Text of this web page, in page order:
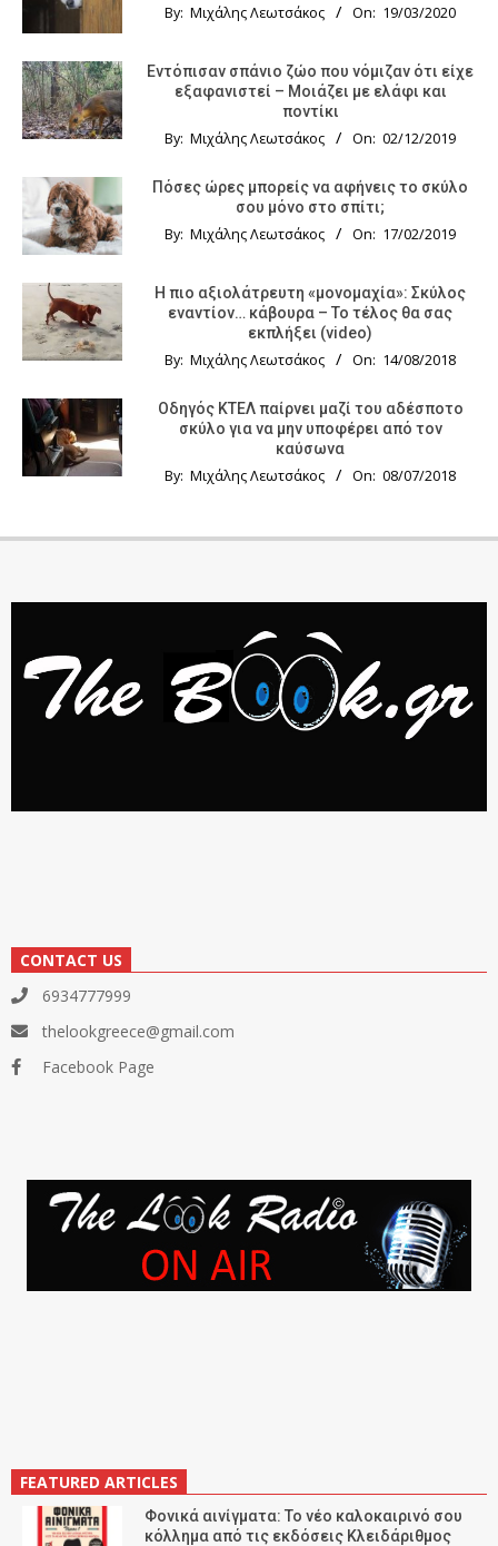
By: Μιχάλης Λεωτσάκος On: 19/03/2020
Εντόπισαν σπάνιο ζώο που νόμιζαν ότι είχε
εξαφανιστεί – Μοιάζει με ελάφι και
ποντίκι
By: Μιχάλης Λεωτσάκος On: 02/12/2019
Πόσες ώρες μπορείς να αφήνεις το σκύλο
σου μόνο στο σπίτι;
By: Μιχάλης Λεωτσάκος On: 17/02/2019
Η πιο αξιολάτρευτη «μονομαχία»: Σκύλος
εναντίον… κάβουρα – Το τέλος θα σας
εκπλήξει (video)
By: Μιχάλης Λεωτσάκος On: 14/08/2018
Οδηγός KTΕΛ παίρνει μαζί του αδέσποτο
σκύλο για να μην υποφέρει από τον
καύσωνα
By: Μιχάλης Λεωτσάκος On: 08/07/2018
CONTACT US
6934777999
thelookgreece@gmail.com
Facebook Page
FEATURED ARTICLES
Φονικά αινίγματα: Το νέο καλοκαιρινό σου
κόλλημα από τις εκδόσεις Κλειδάριθμος